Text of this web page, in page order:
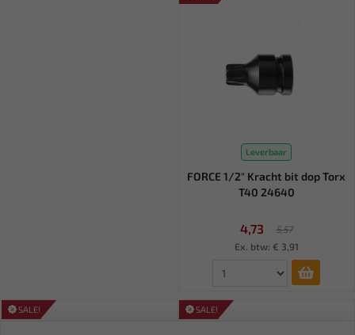
Leverbaar
FORCE 1/2" Kracht bit dop Torx
T40 24640
4,73
5,57
Ex. btw: € 3,91
SALE! SALE!